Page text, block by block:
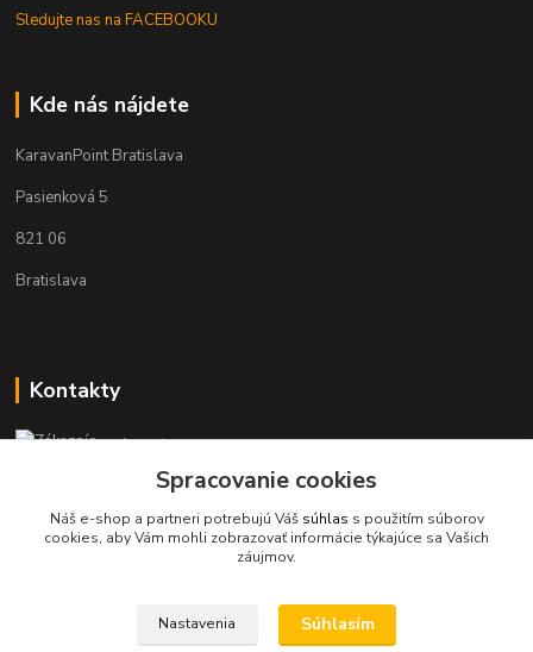
Sledujte nas na FACEBOOKU
Kde nás nájdete
KaravanPoint Bratislava
Pasienková 5
821 06
Bratislava
Kontakty
Zákaznícka podpora KaravanPoint
+421902309993
(Po-Pia, 9-18 hod.)
info@karavanpoint.sk
Spracovanie cookies
Náš e-shop a partneri potrebujú Váš súhlas s použitím súborov
cookies, aby Vám mohli zobrazovať informácie týkajúce sa Vašich
záujmov.
Nastavenia Súhlasím